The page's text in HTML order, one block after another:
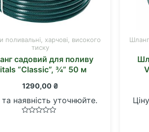
поливальні, харчові, високого
тиску
садовий для поливу
“Classic”, ¾” 50 м
1290,00 ₴
та наявність уточнюйте.